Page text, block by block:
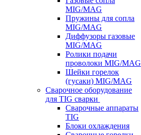
MIG/MAG
Пружины для сопла
MIG/MAG
Диффузоры газовые
MIG/MAG
Ролики подачи
проволоки MIG/MAG
Шейки горелок
(гусаки) MIG/MAG
Сварочное оборудование
для TIG сварки
Сварочные аппараты
TIG
Блоки охлаждения